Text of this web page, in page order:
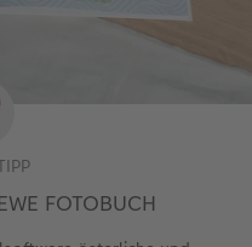
FOTOBUCH